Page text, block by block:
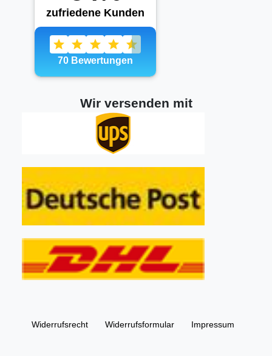
Wir versenden mit
Widerrufs­recht Widerrufs­formular Impressum